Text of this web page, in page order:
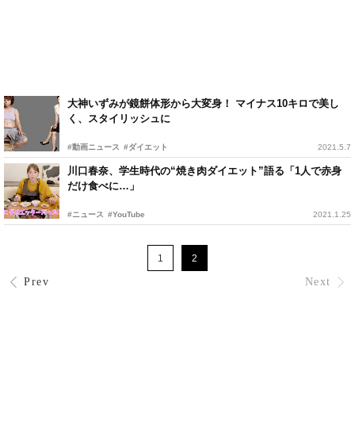
大神いずみが鏡餅体形から大変身！ マイナス10キロで美し
く、スタイリッシュに
#動画ニュース #ダイエット 2021.5.7
川口春奈、学生時代の“焼き肉ダイエット”語る「1人で赤身
だけ食べに…」
#ニュース #YouTube 2021.1.25
Prev
1 2
Next